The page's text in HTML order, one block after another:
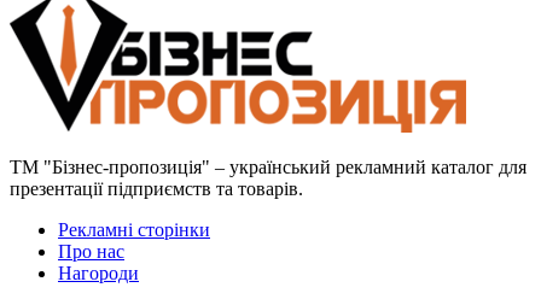
ТМ "Бізнес-пропозиція" – український рекламний каталог для
презентації підприємств та товарів.
Рекламні сторінки
Про нас
Нагороди